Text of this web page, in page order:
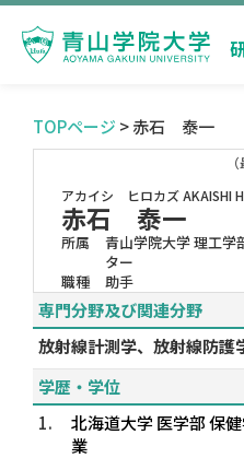
TOPページ > 赤石 泰一
アカイシ ヒロカズAKAISHI
赤石 泰一
所属
青山学院大学 理工学
ター
職種
助手
専門分野及び関連分野
放射線計測学、放射線防護
学歴・学位
1.
北海道大学 医学部 保
業